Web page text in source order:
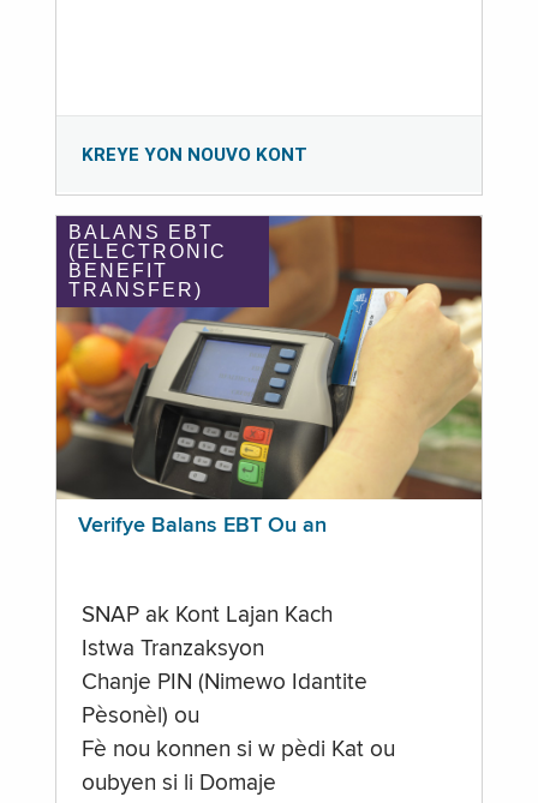
KREYE YON NOUVO KONT
BALANS EBT
(ELECTRONIC
BENEFIT
TRANSFER)
Verifye Balans EBT Ou an
SNAP ak Kont Lajan Kach
Istwa Tranzaksyon
Chanje PIN (Nimewo Idantite
Pèsonèl) ou
Fè nou konnen si w pèdi Kat ou
oubyen si li Domaje